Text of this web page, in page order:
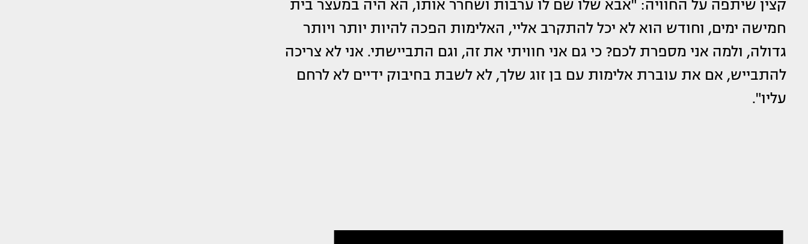
קצין שיתפה על החוויה: "אבא שלו שם לו ערבות ושחרר אותו, הא היה במעצר בית
חמישה ימים, וחודש הוא לא יכל להתקרב אליי, האלימות הפכה להיות יותר ויותר
גדולה, ולמה אני מספרת לכם? כי גם אני חוויתי את זה, וגם התביישתי. אני לא צריכה
להתבייש, אם את עוברת אלימות עם בן זוג שלך, לא לשבת בחיבוק ידיים לא לרחם
עליו".